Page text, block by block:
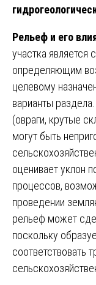
Рельеф и его
участка
определяющим
целевому
варианты
(овраги, крутые
могут быть
оценивает уклон
процессов,
проведении
рельеф может
поскольку
соответствовать